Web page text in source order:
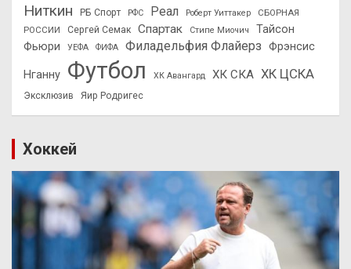
Ниткин
РБ Спорт РФС Реал Роберт Уиттакер
СБОРНАЯ
РОССИИ
Сергей Семак Спартак Стипе Миочич
Тайсон
Фьюри
УЕФА ФИФА Филадельфия Флайерз Фрэнсис
Нганну Футбол ХК Авангард ХК СКА ХК ЦСКА
Эксклюзив Яир Родригес
Хоккей